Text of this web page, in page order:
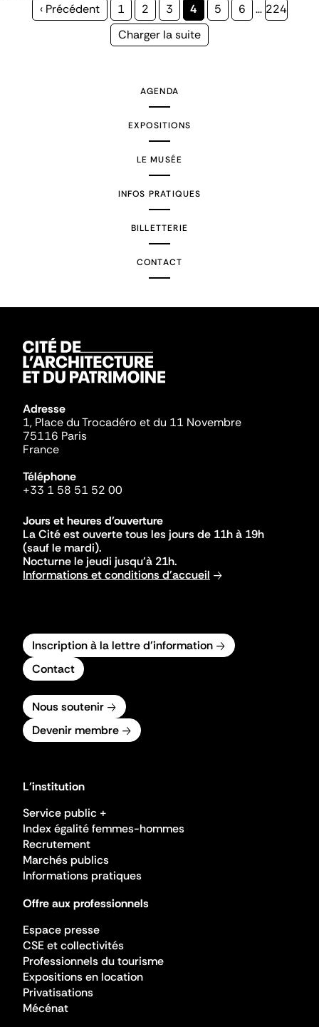
Page
‹ Précédent Page
1 Page
2 Page
3
Page
courante
4 Page
5 Page
6 … Page
224
Page
Charger la suite
AGENDA
EXPOSITIONS
LE MUSÉE
INFOS PRATIQUES
BILLETTERIE
CONTACT
Adresse
1, Place du Trocadéro et du 11 Novembre
75116 Paris
France
Téléphone
+33 1 58 51 52 00
Jours et heures d'ouverture
La Cité est ouverte tous les jours de 11h à 19h
(sauf le mardi).
Nocturne le jeudi jusqu'à 21h.
Informations et conditions d'accueil
Inscription à la lettre d'information
Contact
Nous soutenir
Devenir membre
L'institution
Service public +
Index égalité femmes-hommes
Recrutement
Marchés publics
Informations pratiques
Offre aux professionnels
Espace presse
CSE et collectivités
Professionnels du tourisme
Expositions en location
Privatisations
Mécénat